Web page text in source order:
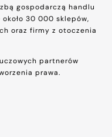
gospodarczą handlu
30 000 sklepów,
oraz firmy z otoczenia
partnerów
prawa.